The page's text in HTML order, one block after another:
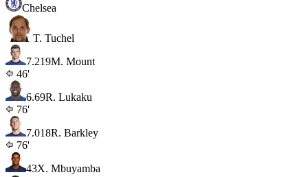
Chelsea
T. Tuchel
7.219M. Mount
46'
6.69R. Lukaku
76'
7.018R. Barkley
76'
43X. Mbuyamba